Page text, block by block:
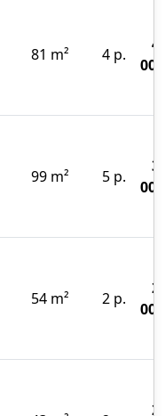
81 m² 4 p.
99 m² 5 p.
54 m² 2 p.